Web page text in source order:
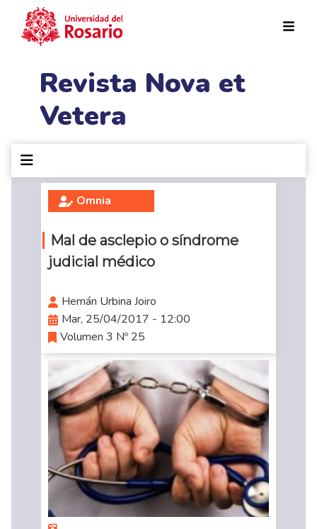
Revista Nova et
Vetera
Omnia
Mal de asclepio o síndrome
judicial médico
Hernán Urbina Joiro
Mar, 25/04/2017 - 12:00
Volumen 3 Nº 25